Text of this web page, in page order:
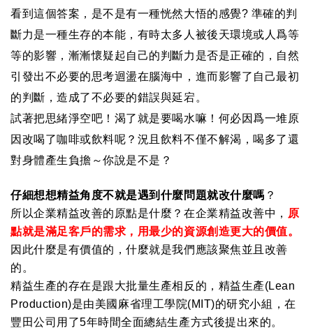
看到這個答案，是不是有一種恍然大悟的感覺? 準確的判
斷力是一種生存的本能，有時太多人被後天環境或人爲等
等的影響，漸漸懷疑起自己的判斷力是否是正確的，自然
引發出不必要的思考迴盪在腦海中，進而影響了自己最初
的判斷，造成了不必要的錯誤與延宕。
試著把思緒淨空吧！渴了就是要喝水嘛！何必因爲一堆原
因改喝了咖啡或飲料呢？況且飲料不僅不解渴，喝多了還
對身體產生負擔～你說是不是？
仔細想想精益角度不就是遇到什麼問題就改什麼嗎 ？
所以企業精益改善的原點是什麼？在企業精益改善中， 原
點就是滿足客戶的需求，用最少的資源創造更大的價值。
因此什麼是有價值的，什麼就是我們應該聚焦並且改善
的。
精益生產的存在是跟大批量生產相反的，精益生產(Lean
Production)是由美國麻省理工學院(MIT)的研究小組，在
豐田公司用了5年時間全面總結生產方式後提出來的。